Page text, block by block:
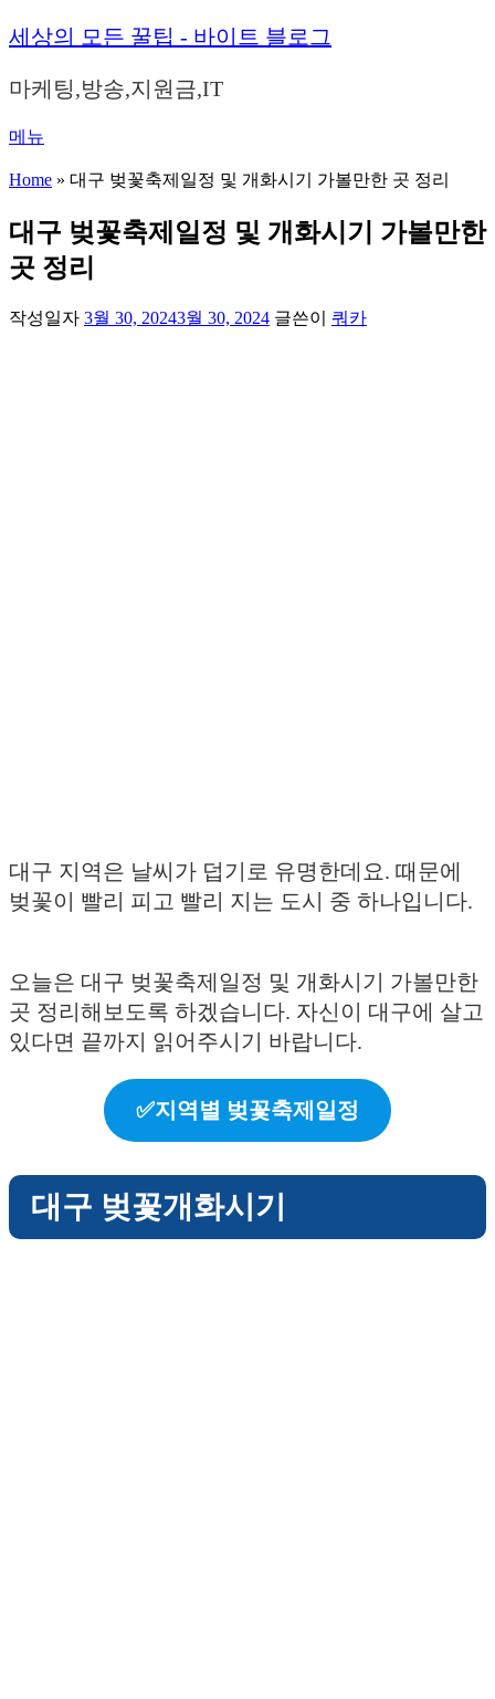
내
으
로
로
가
기
세상의 모든 꿀팁 - 바이트 블로그
마케팅,방송,지원금,IT
메뉴
Home » 대구 벚꽃축제일정 및 개화시기 가볼만한 곳 정리
대구 벚꽃축제일정 및 개화시기 가볼만한
곳 정리
작성일자 3월 30, 20243월 30, 2024 글쓴이 쿼카
대구 지역은 날씨가 덥기로 유명한데요. 때문에
벚꽃이 빨리 피고 빨리 지는 도시 중 하나입니다.
오늘은 대구 벚꽃축제일정 및 개화시기 가볼만한
곳 정리해보도록 하겠습니다. 자신이 대구에 살고
있다면 끝까지 읽어주시기 바랍니다.
✅지역별 벚꽃축제일정
대구 벚꽃개화시기